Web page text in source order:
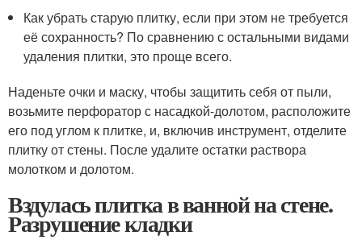
Как убрать старую плитку, если при этом не требуется
её сохранность? По сравнению с остальными видами
удаления плитки, это проще всего.
Наденьте очки и маску, чтобы защитить себя от пыли,
возьмите перфоратор с насадкой-долотом, расположите
его под углом к плитке, и, включив инструмент, отделите
плитку от стены. После удалите остатки раствора
молотком и долотом.
Вздулась плитка в ванной на стене.
Разрушение кладки